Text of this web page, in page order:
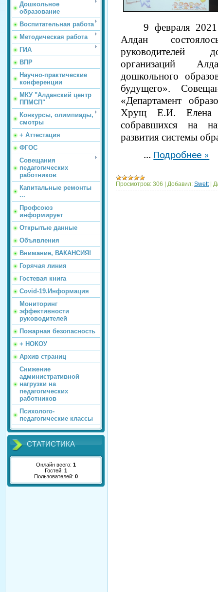
Дошкольное
образование
Воспитательная работа
Методическая работа
ГИА
ВПР
Научно-практические
конференции
МКУ "Алданский центр
ППМСП"
Конкурсы, олимпиады,
смотры
+ Аттестация
ФГОС
Совещания
педагогических
работников
Капитальные ремонты
...
Профсоюз
информирует
Открытые данные
Объявления
Внимание, ВАКАНСИЯ!
Горячая линия
Гостевая книга
Covid-19.Информация
Мониторинг
эффективности
руководителей
Пожарная безопасность
+ НОКОУ
Архив страниц
Снижение
административной
нагрузки на
педагогических
работников
Психолого-
педагогические классы
СТАТИСТИКА
Онлайн всего: 1
Гостей: 1
Пользователей: 0
9 февраля
Алдан
руководителей
организаций
дошкольного
будущего».
«Департамент
Хрущ Е.И. Елена
собравшихся на
развития системы
... Подробнее »
Просмотров: 306 Добавил: Swett